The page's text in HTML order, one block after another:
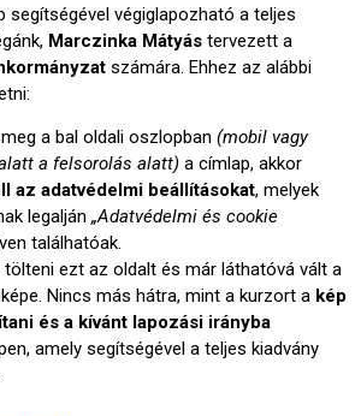
segítségével végiglapozható a teljes
Marczinka Mátyás tervezett a
számára. Ehhez az alábbi
a bal oldali oszlopban (mobil vagy
a felsorolás alatt) a címlap, akkor
az adatvédelmi beállításokat, melyek
legalján „Adatvédelmi és cookie
találhatóak.
tölteni ezt az oldalt és már láthatóvá vált a
Nincs más hátra, mint a kurzort a kép
és a kívánt lapozási irányba
amely segítségével a teljes kiadvány